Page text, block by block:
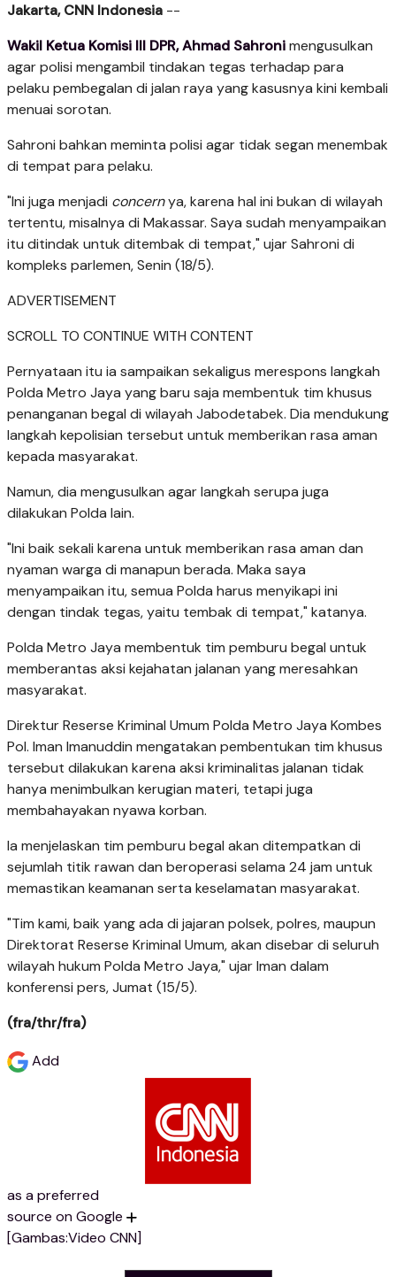
Jakarta, CNN Indonesia --
Wakil Ketua Komisi III DPR, Ahmad Sahronimengusulkan
agar polisi mengambil tindakan tegas terhadap para
pelaku pembegalan di jalan raya yang kasusnya kini kembali
menuai sorotan.
Sahroni bahkan meminta polisi agar tidak segan menembak
di tempat para pelaku.
"Ini juga menjadi concernya, karena hal ini bukan di wilayah
tertentu, misalnya di Makassar. Saya sudah menyampaikan
itu ditindak untuk ditembak di tempat," ujar Sahroni di
kompleks parlemen, Senin (18/5).
ADVERTISEMENT
SCROLL TO CONTINUE WITH CONTENT
Pernyataan itu ia sampaikan sekaligus merespons langkah
Polda Metro Jaya yang baru saja membentuk tim khusus
penanganan begal di wilayah Jabodetabek. Dia mendukung
langkah kepolisian tersebut untuk memberikan rasa aman
kepada masyarakat.
Namun, dia mengusulkan agar langkah serupa juga
dilakukan Polda lain.
"Ini baik sekali karena untuk memberikan rasa aman dan
nyaman warga di manapun berada. Maka saya
menyampaikan itu, semua Polda harus menyikapi ini
dengan tindak tegas, yaitu tembak di tempat," katanya.
Polda Metro Jaya membentuk tim pemburu begal untuk
memberantas aksi kejahatan jalanan yang meresahkan
masyarakat.
Direktur Reserse Kriminal Umum Polda Metro Jaya Kombes
Pol. Iman Imanuddin mengatakan pembentukan tim khusus
tersebut dilakukan karena aksi kriminalitas jalanan tidak
hanya menimbulkan kerugian materi, tetapi juga
membahayakan nyawa korban.
Ia menjelaskan tim pemburu begal akan ditempatkan di
sejumlah titik rawan dan beroperasi selama 24 jam untuk
memastikan keamanan serta keselamatan masyarakat.
"Tim kami, baik yang ada di jajaran polsek, polres, maupun
Direktorat Reserse Kriminal Umum, akan disebar di seluruh
wilayah hukum Polda Metro Jaya," ujar Iman dalam
konferensi pers, Jumat (15/5).
(fra/thr/fra)
Add
as a preferred
source on Google
[Gambas:Video CNN]